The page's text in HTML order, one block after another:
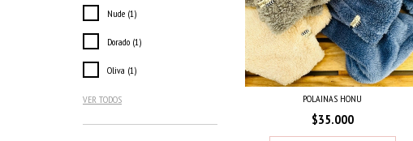
Nude (1)
Dorado (1)
Oliva (1)
VER TODOS POLAINAS HONU
$35.000